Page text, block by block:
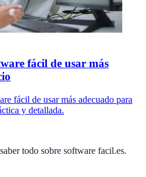
fácil de usar más
fácil de usar más adecuado para
y detallada.
todo sobre software facil.es.